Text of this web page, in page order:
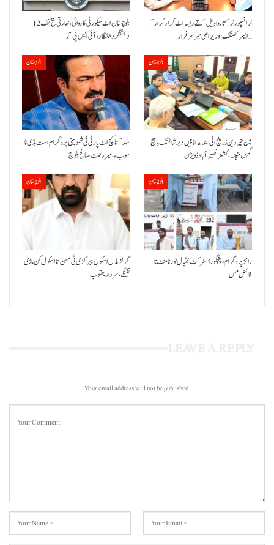
بلوچستان اٹ سیکورٹی کاروائی، بھارتی مخ تف 12
دہشتگرد خلنگار،آئی ایس پی آر
ٹرانسپورٹر آتا روا ویل آتے ریسہ اٹ کرار کرار آ
ایسر کننگک ،وزیرِ اعلیٰ میر سرفراز…
بلوچستان
سد آتا کچ اٹ پارٹی ٹی شمولیتی پروگرام است بڈی نا
سوب ءِ،میر رحمت صالح بلوچ
بلوچستان
مین حیردین ڈرینج اٹی سندھ انا پین دیر شاغنگ ءِ ہچ
گہس منپنہ،کمشنر نصیرآباد ڈویژن
بلوچستان
گرلز مڈل اسکول پیرکزی ٹی مسن تا اسکول کن ماڑی
تفنگے، سردار یعقوب
بلوچستان
رائز پروگرام، پنجگور ڈسٹرکٹ فٹبال ٹورنامنٹ نا
فائنل مس
Your email address will not be published.